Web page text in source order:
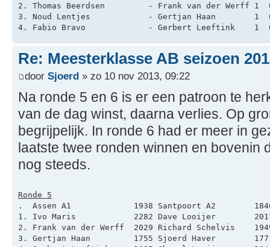
2. Thomas Beerdsen         - Frank van der Werff 1
3. Noud Lentjes            - Gertjan Haan        1
4. Fabio Bravo             - Gerbert Leeftink    1
Re: Meesterklasse AB seizoen
door Sjoerd » zo 10 nov 2013, 09:22
Na ronde 5 en 6 is er een patroon te
van de dag winst, daarna verlies. Op
begrijpelijk. In ronde 6 had er meer in
laatste twee ronden winnen en bovenin
nog steeds.
Ronde 5
.  Assen A1             1938 Santpoort A2
1. Ivo Maris            2282 Dave Looijer
2. Frank van der Werff  2029 Richard Schelvis
3. Gertjan Haan         1755 Sjoerd Haver